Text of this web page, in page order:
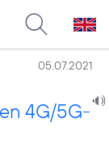
05.07.2021
4G/5G-